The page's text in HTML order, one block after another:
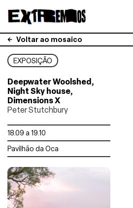
Voltar ao mosaico
EXPOSIÇÃO
Deepwater Woolshed,
Night Sky house,
Dimensions X
Peter Stutchbury
18.09 a 19.10
Pavilhão da Oca